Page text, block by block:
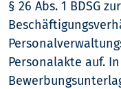
§ 26 Abs. 1 BDSG
Personalakte auf.